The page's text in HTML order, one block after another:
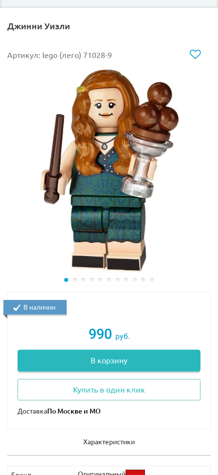
Джинни Уизли
Артикул: lego (лего) 71028-9
990 руб.
В корзину
Купить в один клик
Доставка
В наличии
Характеристики